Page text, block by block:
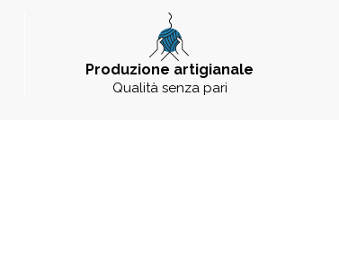
Produzione artigianale
Qualità senza pari